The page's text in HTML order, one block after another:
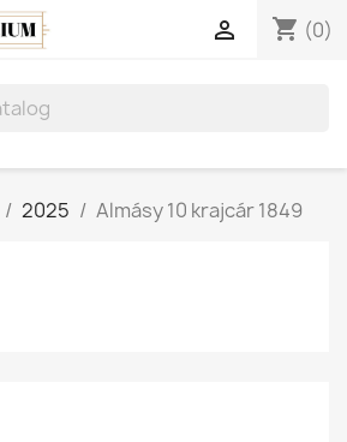
shopping_cart (0)

2025 Almásy 10 krajcár 1849